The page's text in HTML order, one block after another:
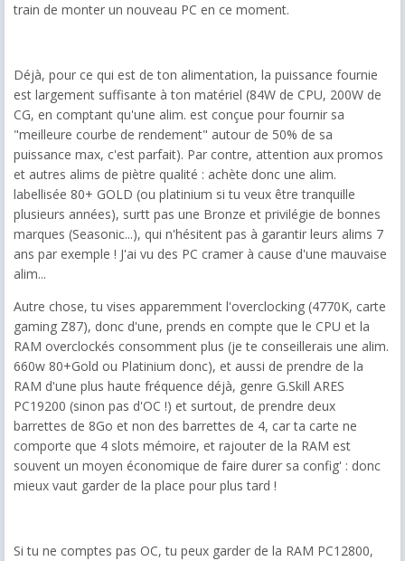
train de monter un nouveau PC en ce moment.
Déjà, pour ce qui est de ton alimentation, la puissance fournie
est largement suffisante à ton matériel (84W de CPU, 200W de
CG, en comptant qu'une alim. est conçue pour fournir sa
"meilleure courbe de rendement" autour de 50% de sa
puissance max, c'est parfait). Par contre, attention aux promos
et autres alims de piètre qualité : achète donc une alim.
labellisée 80+ GOLD (ou platinium si tu veux être tranquille
plusieurs années), surtt pas une Bronze et privilégie de bonnes
marques (Seasonic...), qui n'hésitent pas à garantir leurs alims 7
ans par exemple ! J'ai vu des PC cramer à cause d'une mauvaise
alim...
Autre chose, tu vises apparemment l'overclocking (4770K, carte
gaming Z87), donc d'une, prends en compte que le CPU et la
RAM overclockés consomment plus (je te conseillerais une alim.
660w 80+Gold ou Platinium donc), et aussi de prendre de la
RAM d'une plus haute fréquence déjà, genre G.Skill ARES
PC19200 (sinon pas d'OC !) et surtout, de prendre deux
barrettes de 8Go et non des barrettes de 4, car ta carte ne
comporte que 4 slots mémoire, et rajouter de la RAM est
souvent un moyen économique de faire durer sa config' : donc
mieux vaut garder de la place pour plus tard !
Si tu ne comptes pas OC, tu peux garder de la RAM PC12800,